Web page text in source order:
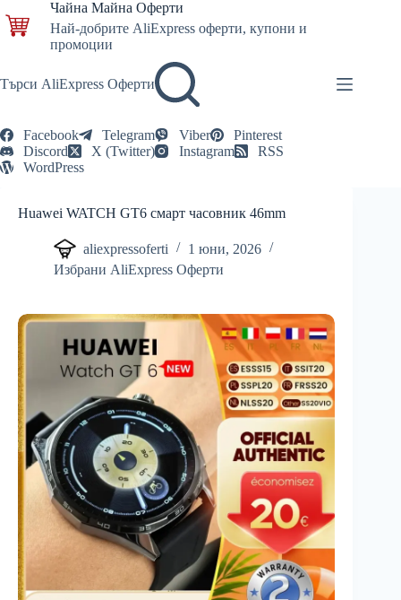
to
content
Чайна Майна Оферти
Най-добрите AliExpress оферти, купони и
промоции
Търси AliExpress Оферти
Facebook Telegram Viber
Pinterest
Discord
X (Twitter) Instagram
RSS
WordPress
Huawei WATCH GT6 смарт часовник 46mm
aliexpressoferti
1 юни, 2026
Избрани AliExpress Оферти